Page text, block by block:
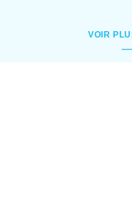
VOIR